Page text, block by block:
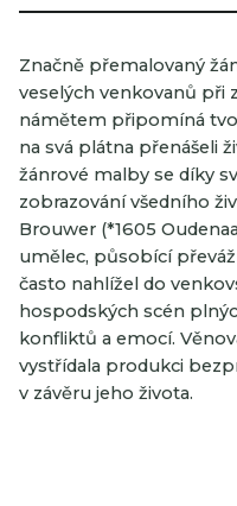
Značně přemalovaný
veselých venkovanů při
námětem připomíná
na svá plátna přenášeli
žánrové malby se díky
zobrazování všedního
Brouwer (*1605
umělec, působící
často nahlížel do
hospodských scén
konfliktů a emocí.
vystřídala produkci
v závěru jeho života.